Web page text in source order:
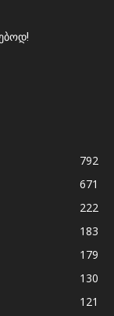
792
671
222
183
179
130
121